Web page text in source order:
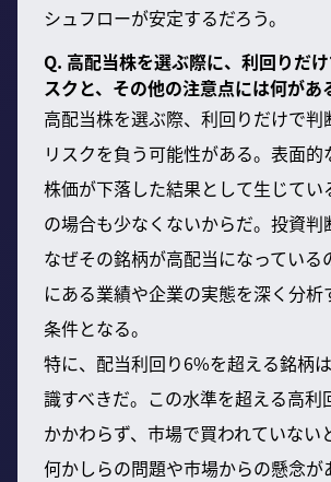
シュフローが安定するだろう。
Q. 高配当株を選ぶ際に、利回りだ
スクと、その他の注意点には何があ
高配当株を選ぶ際、利回りだけで判
リスクを負う可能性がある。表面的
株価が下落した結果として生じてい
の場合も少なくないからだ。投資判
なぜその銘柄が高配当になっている
にある業績や企業の実態を深く分
条件となる。
特に、配当利回り6%を超える銘柄
識すべきだ。この水準を超える高利
かかわらず、市場で買われていない
何かしらの問題や市場からの懸念が